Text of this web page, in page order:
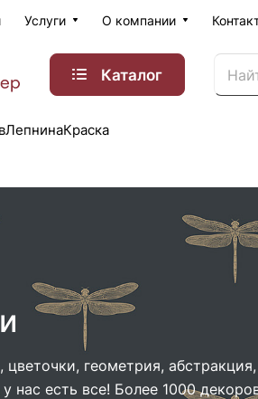
Услуги О компании
Каталог
ЛепнинаКраска
цветочки, геометрия,
у нас есть все! Более 1000